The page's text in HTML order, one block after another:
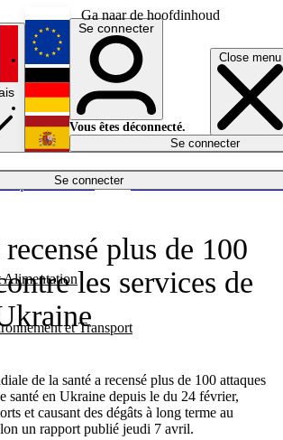
Ga naar de hoofdinhoud
Close menu
Se connecter
et Transport
Économie
English
Deutsch
Español
Se connecter
Vous êtes déconnecté.
Se connecter
plus de 100
les services de
de la santé a recensé plus de 100 attaques
santé en Ukraine depuis le du 24 février,
et causant des dégâts à long terme au
un rapport publié jeudi 7 avril.